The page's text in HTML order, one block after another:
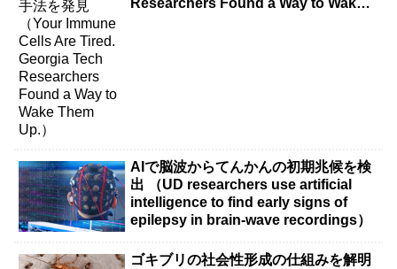
AIで脳波からてんかんの初期兆候を検
出 （UD researchers use artificial
intelligence to find early signs of
epilepsy in brain-wave recordings）
ゴキブリの社会性形成の仕組みを解明